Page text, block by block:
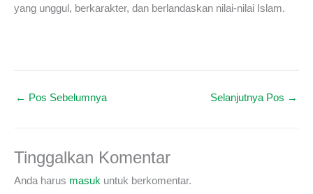
yang unggul, berkarakter, dan berlandaskan nilai-nilai Islam.
← Pos Sebelumnya Selanjutnya Pos →
Tinggalkan Komentar
Anda harus masuk untuk berkomentar.